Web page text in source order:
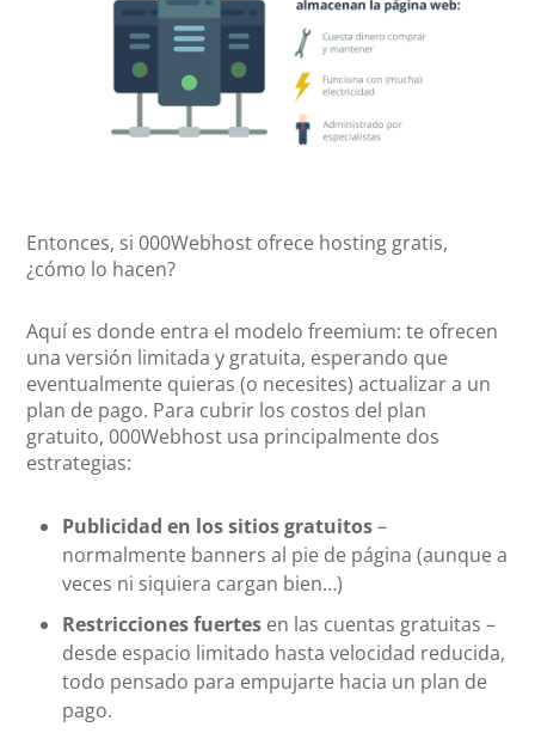
Entonces, si 000Webhost ofrece hosting gratis,
¿cómo lo hacen?
Aquí es donde entra el modelo freemium: te ofrecen
una versión limitada y gratuita, esperando que
eventualmente quieras (o necesites) actualizar a un
plan de pago. Para cubrir los costos del plan
gratuito, 000Webhost usa principalmente dos
estrategias:
Publicidad en los sitios gratuitos–
normalmente banners al pie de página (aunque a
veces ni siquiera cargan bien…)
Restricciones fuertes en las cuentas gratuitas –
desde espacio limitado hasta velocidad reducida,
todo pensado para empujarte hacia un plan de
pago.